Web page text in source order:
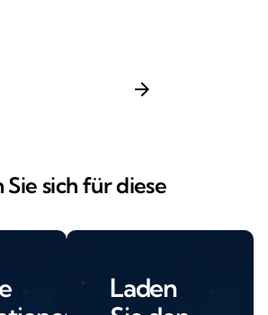
arrow_forward
sich für diese
Laden